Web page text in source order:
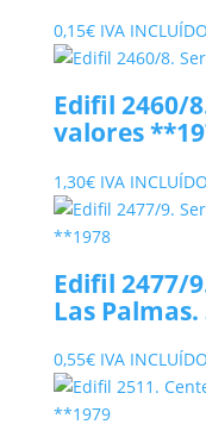
0,15€ IVA INCLUÍDO
Edifil 2460/
valores
1,30€ IVA INCLUÍDO
Edifil 2477/
Las
0,55€ IVA INCLUÍDO